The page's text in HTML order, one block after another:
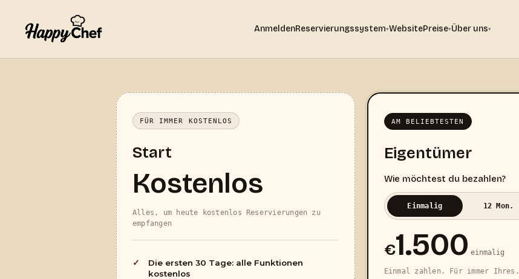
AnmeldenReservierungssystem▾WebsitePreise▾ Über uns▾
FÜR IMMER KOSTENLOS
Start
Kostenlos
Alles, um heute kostenlos Reservierungen zu
empfangen
Die ersten 30 Tage: alle Funktionen
kostenlos
AM BELIEBTESTEN
Eigentümer
Wie möchtest du bezahlen?
Einmalig 12 Mon.
€1.500 einmalig
Einmal zahlen. Für immer Ihres.